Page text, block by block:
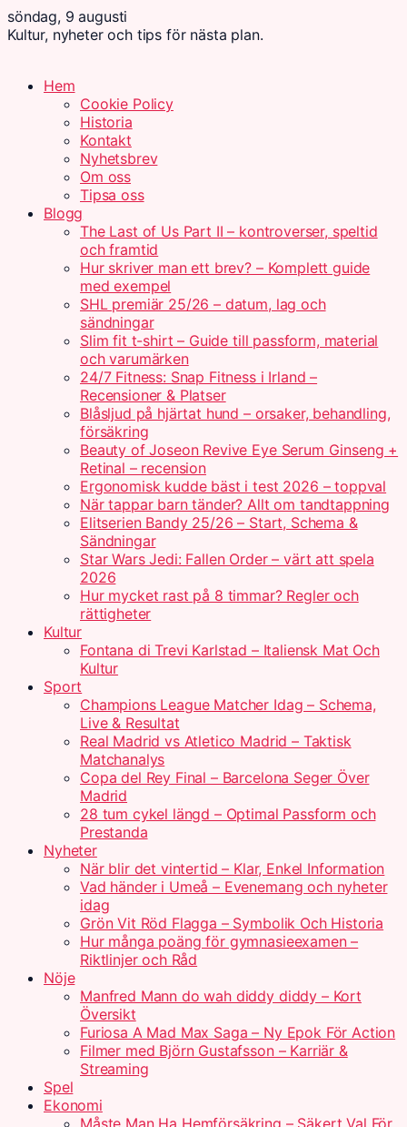
söndag, 9 augusti
Kultur, nyheter och tips för nästa plan.
Hem
Cookie Policy
Historia
Kontakt
Nyhetsbrev
Om oss
Tipsa oss
Blogg
The Last of Us Part II – kontroverser, speltid
och framtid
Hur skriver man ett brev? – Komplett guide
med exempel
SHL premiär 25/26 – datum, lag och
sändningar
Slim fit t-shirt – Guide till passform, material
och varumärken
24/7 Fitness: Snap Fitness i Irland –
Recensioner & Platser
Blåsljud på hjärtat hund – orsaker, behandling,
försäkring
Beauty of Joseon Revive Eye Serum Ginseng +
Retinal – recension
Ergonomisk kudde bäst i test 2026 – toppval
När tappar barn tänder? Allt om tandtappning
Elitserien Bandy 25/26 – Start, Schema &
Sändningar
Star Wars Jedi: Fallen Order – värt att spela
2026
Hur mycket rast på 8 timmar? Regler och
rättigheter
Kultur
Fontana di Trevi Karlstad – Italiensk Mat Och
Kultur
Sport
Champions League Matcher Idag – Schema,
Live & Resultat
Real Madrid vs Atletico Madrid – Taktisk
Matchanalys
Copa del Rey Final – Barcelona Seger Över
Madrid
28 tum cykel längd – Optimal Passform och
Prestanda
Nyheter
När blir det vintertid – Klar, Enkel Information
Vad händer i Umeå – Evenemang och nyheter
idag
Grön Vit Röd Flagga – Symbolik Och Historia
Hur många poäng för gymnasieexamen –
Riktlinjer och Råd
Nöje
Manfred Mann do wah diddy diddy – Kort
Översikt
Furiosa A Mad Max Saga – Ny Epok För Action
Filmer med Björn Gustafsson – Karriär &
Streaming
Spel
Ekonomi
Måste Man Ha Hemförsäkring – Säkert Val För